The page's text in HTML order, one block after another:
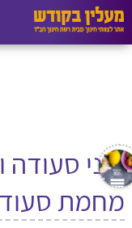
דיני
מחמת